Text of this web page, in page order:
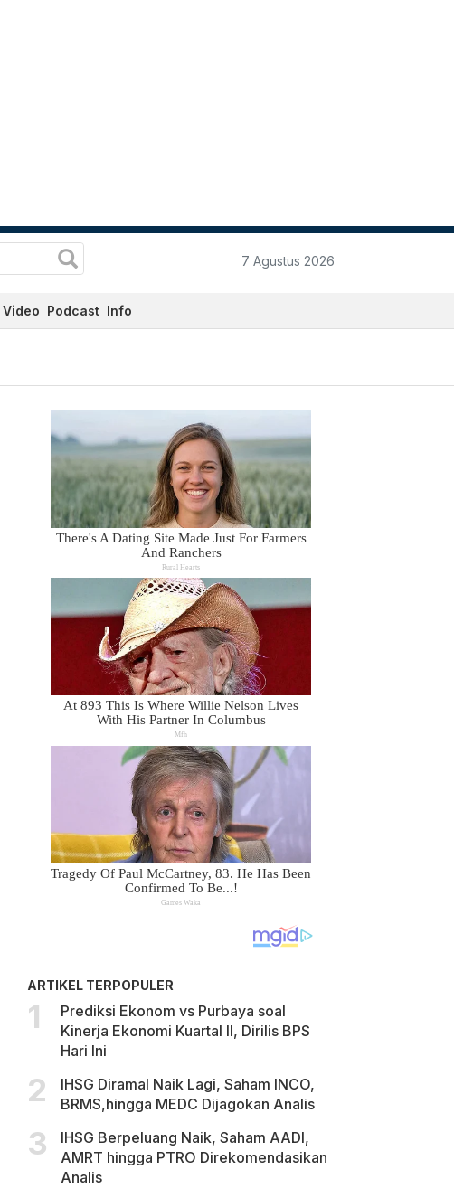
7 Agustus 2026
Video Podcast Info
ARTIKEL TERPOPULER
Prediksi Ekonom vs Purbaya soal
Kinerja Ekonomi Kuartal II, Dirilis BPS
Hari Ini
IHSG Diramal Naik Lagi, Saham INCO,
BRMS,hingga MEDC Dijagokan Analis
IHSG Berpeluang Naik, Saham AADI,
AMRT hingga PTRO Direkomendasikan
Analis